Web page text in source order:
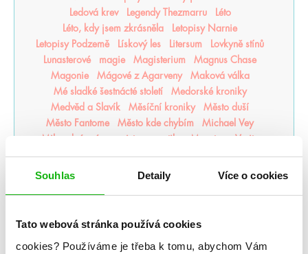
Souhlas Detaily Více o cookies
Tato webová stránka používá cookies
cookies? Používáme je třeba k tomu, abychom Vám
Ledová krev
Legendy Thezmarru
Léto
Léto, kdy jsem zkrásněla
Letopisy Narnie
Letopisy Podzemě
Lískový les Litersum
Lovkyně stínů
Lunasterové
magie Magisterium
Magnus Chase
Magonie
Mágové z Agarveny
Maková válka
Mé sladké šestnácté století
Medorské kroniky
Medvěd a Slavík
Měsíční kroniky
Město duší
Město Fantome
Město kde chybím
Michael Vey
Milosrdná vrána
mistr romantiky
Monstra z Verity
Mrazení
Můj život s Walterovic kluky
Nejjasnější hvězdy
Někdo jako ty
Neřádi Nespoutaný chaos
Never After